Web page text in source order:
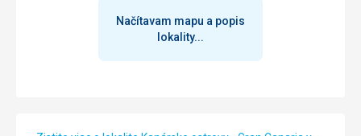
Vestavěná skříň má automatické vnitřní osvětlení a také
výše zmíněný úložný prostor. Postele jsou velmi pohodlné.
Načítavam mapu a popis
lokality...